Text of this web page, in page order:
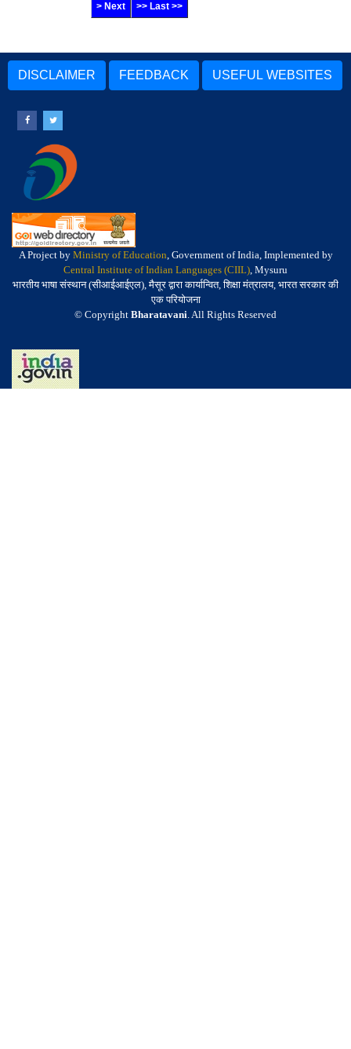
> Next >> Last >>
DISCLAIMER FEEDBACK USEFUL WEBSITES
A Project by Ministry of Education, Government of India, Implemented by
Central Institute of Indian Languages (CIIL), Mysuru
भारतीय भाषा संस्थान (सीआईआईएल), मैसूर द्वारा कार्यान्वित, शिक्षा मंत्रालय, भारत सरकार की
एक परियोजना
© Copyright Bharatavani. All Rights Reserved